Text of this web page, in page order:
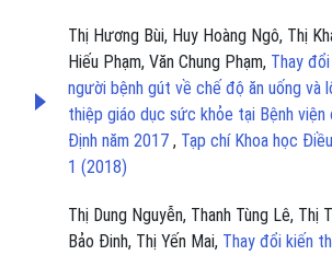
Thị Hương Bùi, Huy Hoàng Ngô, Thị
Hiếu Phạm, Văn Chung Phạm, Thay
người bệnh gút về chế độ ăn uống và
thiệp giáo dục sức khỏe tại Bệnh viện
Định năm 2017 , Tạp chí Khoa học
1 (2018)
Thị Dung Nguyễn, Thanh Tùng Lê, Thị
Bảo Đinh, Thị Yến Mai, Thay đổi kiến